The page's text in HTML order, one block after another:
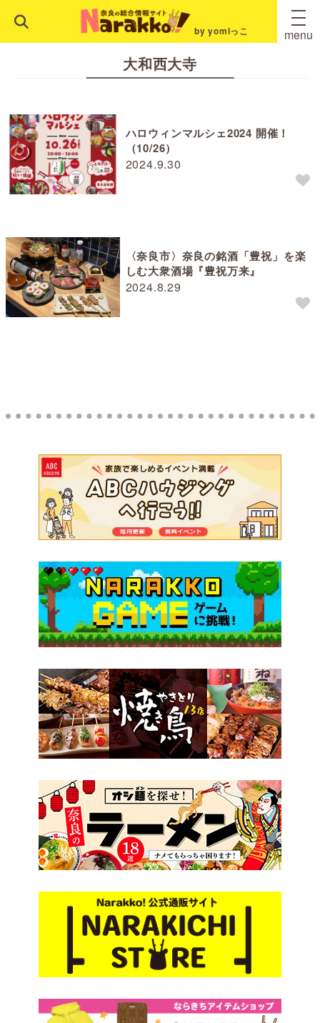
by yomiっこ menu
大和西大寺
2024.9.30
ハロウィンマルシェ2024 開催！
（10/26）
2024.8.29
〈奈良市〉奈良の銘酒「豊祝」を楽
しむ大衆酒場『豊祝万来』